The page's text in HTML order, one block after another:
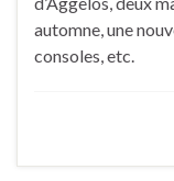
automne, une
consoles, etc.